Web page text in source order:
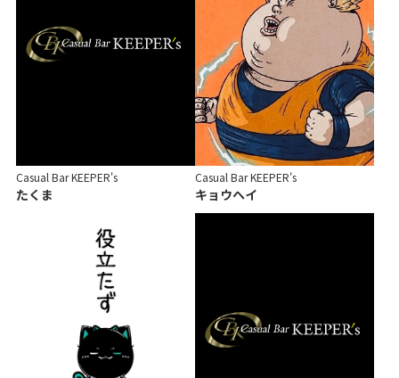
Casual Bar KEEPER's
たくま
Casual Bar KEEPER's
キョウヘイ